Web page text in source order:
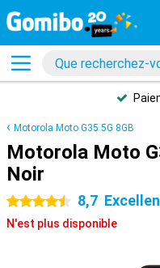
Motorola Moto G35 5G 8GB
Motorola Moto
Noir
4.5 étoiles 8,7
N'est plus disponible